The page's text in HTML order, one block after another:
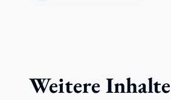
Weitere Inhalte